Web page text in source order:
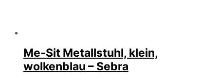
Me-Sit Metallstuhl, klein,
wolkenblau – Sebra